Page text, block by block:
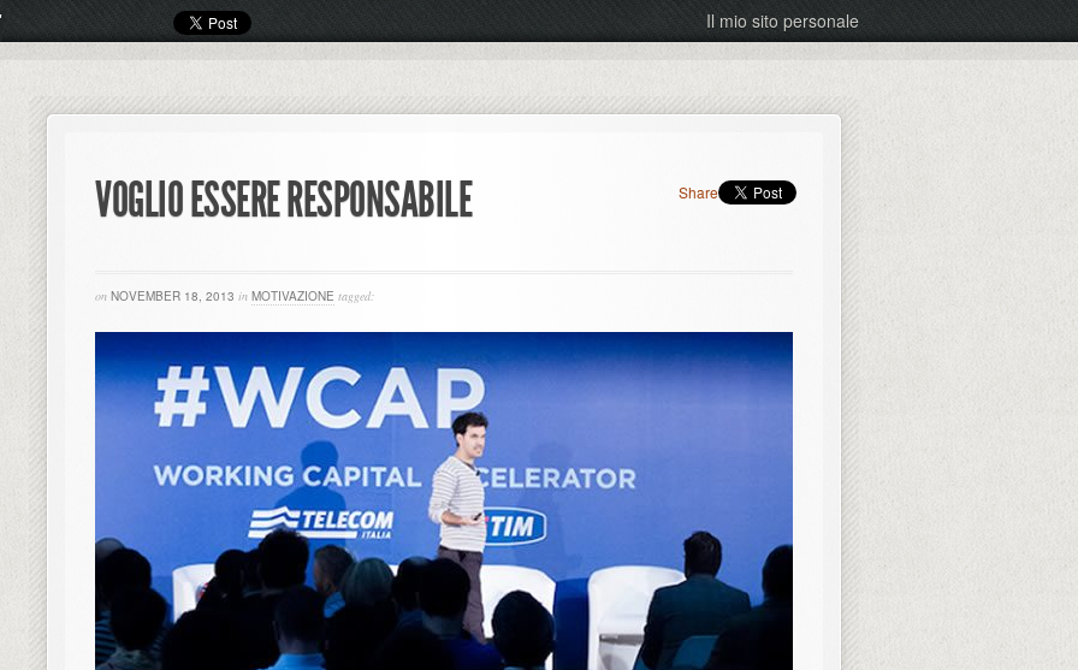
Il mio sito personale
Share
VOGLIO ESSERE RESPONSABILE
on NOVEMBER 18, 2013 in MOTIVAZIONE tagged: